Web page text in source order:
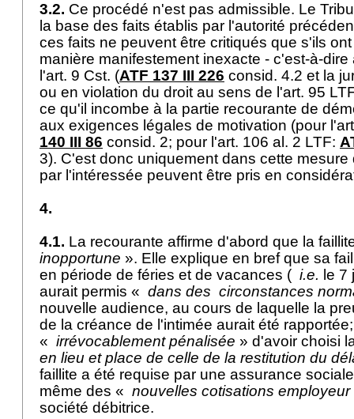
3.2. Ce procédé n'est pas admissible. Le
la base des faits établis par l'autorité
ces faits ne peuvent être critiqués que s'ils
manière manifestement inexacte - c'est-à-
l'art. 9 Cst. (ATF 137 III 226 consid. 4.2 et la
ou en violation du droit au sens de l'art. 95
ce qu'il incombe à la partie recourante de
aux exigences légales de motivation (pour l'
140 III 86 consid. 2; pour l'art. 106 al. 2 LTF:
3). C'est donc uniquement dans cette
par l'intéressée peuvent être pris en
4.
4.1. La recourante affirme d'abord que la
inopportune ». Elle explique en bref que sa
en période de féries et de vacances ( i.e. le 7
aurait permis « dans des circonstances
nouvelle audience, au cours de laquelle la
de la créance de l'intimée aurait été
« irrévocablement pénalisée » d'avoir choisi
en lieu et place de celle de la restitution du
faillite a été requise par une assurance
même des « nouvelles cotisations
société débitrice.